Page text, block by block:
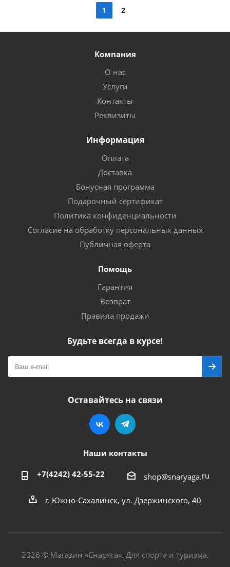
1 2
Компания
О нас
Услуги
Контакты
Реквизиты
Информация
Оплата
Доставка
Бонусная программа
Подарочный сертификат
Политика конфиденциальности
Согласие на обработку персональных данных
Публичная оферта
Помощь
Гарантия
Возврат
Правила продажи
Будьте всегда в курсе!
Оставайтесь на связи
Наши контакты
+7(4242) 42-55-22 shop@snaryaga.ru
г. Южно-Сахалинск, ул. Дзержинского, 40
2026 © Магазин «Снаряга». Для спорта и туризма.